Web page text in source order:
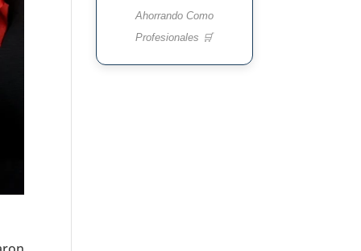
Ahorrando Como
Profesionales 🛒